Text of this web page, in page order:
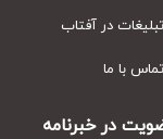
در آفتاب
با ما
در خبرنامه